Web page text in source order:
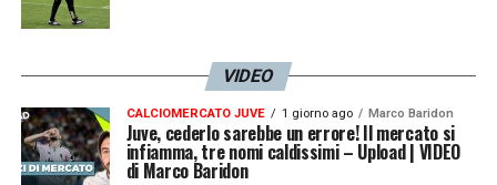
VIDEO
CALCIOMERCATO JUVE 1 giorno ago Marco Baridon
Juve, cederlo sarebbe un errore! Il mercato si
infiamma, tre nomi caldissimi – Upload | VIDEO
di Marco Baridon